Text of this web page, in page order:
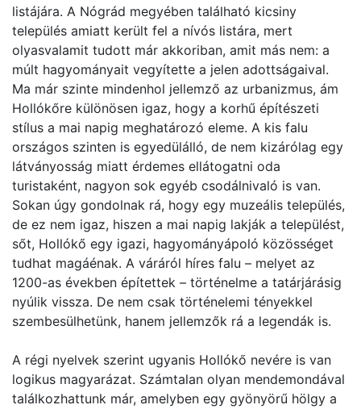
listájára. A Nógrád megyében található kicsiny
település amiatt került fel a nívós listára, mert
olyasvalamit tudott már akkoriban, amit más nem: a
múlt hagyományait vegyítette a jelen adottságaival.
Ma már szinte mindenhol jellemző az urbanizmus, ám
Hollókőre különösen igaz, hogy a korhű építészeti
stílus a mai napig meghatározó eleme. A kis falu
országos szinten is egyedülálló, de nem kizárólag egy
látványosság miatt érdemes ellátogatni oda
turistaként, nagyon sok egyéb csodálnivaló is van.
Sokan úgy gondolnak rá, hogy egy muzeális település,
de ez nem igaz, hiszen a mai napig lakják a települést,
sőt, Hollókő egy igazi, hagyományápoló közösséget
tudhat magáénak. A váráról híres falu – melyet az
1200-as években építettek – történelme a tatárjárásig
nyúlik vissza. De nem csak történelemi tényekkel
szembesülhetünk, hanem jellemzők rá a legendák is.
A régi nyelvek szerint ugyanis Hollókő nevére is van
logikus magyarázat. Számtalan olyan mendemondával
találkozhattunk már, amelyben egy gyönyörű hölgy a